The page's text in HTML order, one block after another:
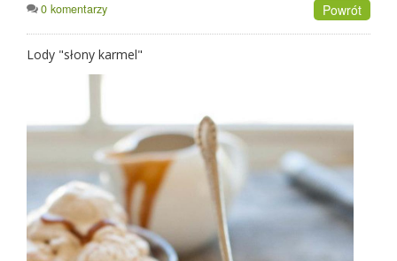
0 komentarzy
Powrót
Lody "słony karmel"